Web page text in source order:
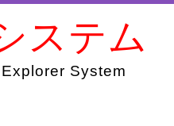
ステム
System